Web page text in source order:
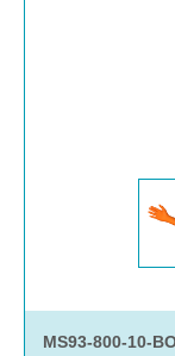
MS93-800-10-